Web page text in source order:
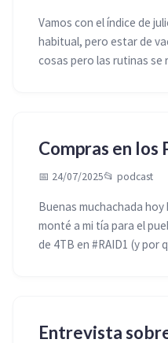
Vamos con el índice de
habitual, pero estar de
cosas pero las rutinas se
Compras en los
📅 24/07/2025📂 podcast
Buenas muchachada hoy
monté a mi tía para el
de 4TB en #RAID1 (y por
Entrevista